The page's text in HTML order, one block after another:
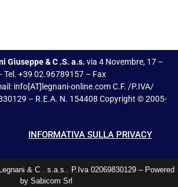
Giuseppe & C .S. a.s. via 4 Novembre, 17 –
Tel. +39 02.96789157 – Fax
info[AT]legnani-online.com C.F. /P.IVA/
– R.E.A. N. 154408 Copyright © 2005-
INFORMATIVA SULLA PRIVACY
& C . s.a.s.. P.Iva 02069830129 – Powered
by Sabicom Srl